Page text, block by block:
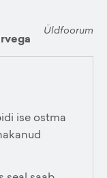
Üldfoorum
ise ostma